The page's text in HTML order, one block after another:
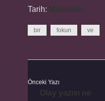
Tarih: Makaleler
bir fokun ve
Önceki Yazı